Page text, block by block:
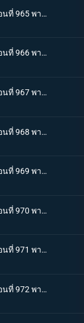
One piece วันพีช ตอนที่ 965 พากย์ไทย ดวลดาบ! โรเจอร์กับหนวดขาว!
One piece วันพีช ตอนที่ 966 พากย์ไทย ความปรารถนาของโรเจอร์! การเดินทางครั้งใหม่
One piece วันพีช ตอนที่ 967 พากย์ไทย อุทิศชีวิต! การผจญภัยของโรเจอร์!
One piece วันพีช ตอนที่ 968 พากย์ไทย ราชาโจรสลัดถือกำเนิด ถึงแล้ว! เกาะสุดท้าย
One piece วันพีช ตอนที่ 969 พากย์ไทย มุ่งสู่วะโนะคุนิ! โจรสลัดโรเจอร์สลายตัว!
One piece วันพีช ตอนที่ 970 พากย์ไทย ข่าวร้าย เปิดยุคแห่งโจรสลัด
One piece วันพีช ตอนที่ 971 พากย์ไทย บุก! โอเด้งและ 9 ปลอกดาบแดง
One piece วันพีช ตอนที่ 972 พากย์ไทย ถึงเวลาตัดสิน! โอเด้งปะทะไคโด!